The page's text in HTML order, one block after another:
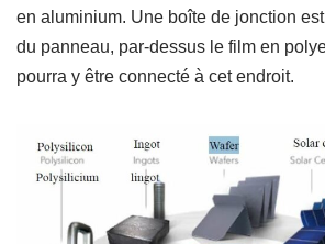
en aluminium. Une boîte de jonction
du panneau, par-dessus le film en
pourra y être connecté à cet endroit.